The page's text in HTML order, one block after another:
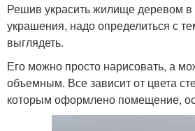
Решив украсить жилище деревом в
украшения, надо определиться с
выглядеть.
Его можно просто нарисовать, а
объемным. Все зависит от цвета
которым оформлено помещение,